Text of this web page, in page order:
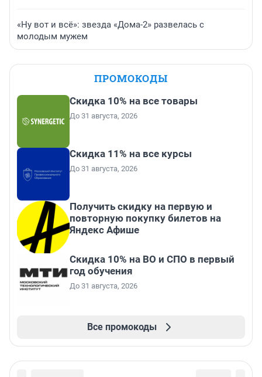
«Ну вот и всё»: звезда «Дома-2» развелась с
молодым мужем
ПРОМОКОДЫ
Скидка 10% на все товары
До 31 августа, 2026
Скидка 11% на все курсы
До 31 августа, 2026
Получить скидку на первую и
повторную покупку билетов на
Яндекс Афише
Скидка 10% на ВО и СПО в первый
год обучения
До 31 августа, 2026
Все промокоды